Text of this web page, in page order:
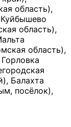
область),
область),
область),
Балахта
посёлок),